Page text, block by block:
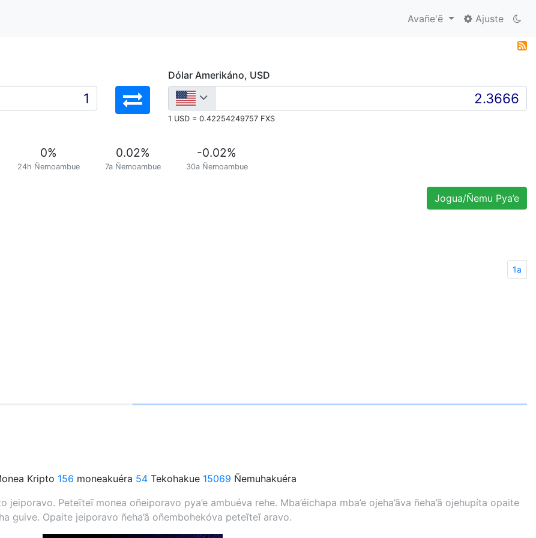
Avañe'ẽ Ajuste
Dólar Amerikáno, USD
1 USD = 0.42254249757 FXS
0%
24h Ñemoambue
0.02%
7a Ñemoambue
-0.02%
30a Ñemoambue
Jogua/Ñemu Pya’e
1a
Kripto 156 moneakuéra 54Tekohakue 15069 Ñemuhakuéra
Peteĩteĩ monea oñeiporavo pya’e ambuéva rehe. Mba’éichapa mba’e ojeha’ãva ñeha’ã ojehupíta opaite
guive. Opaite jeiporavo ñeha’ã oñembohekóva peteĩteĩ aravo.